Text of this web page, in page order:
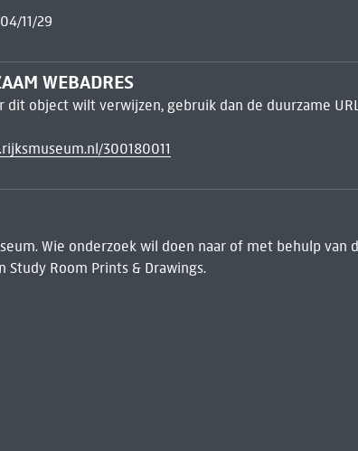
11/29
WEBADRES
dit object wilt verwijzen, gebruik dan de duurzame
300180011
Wie onderzoek wil doen naar of met behulp van
Study Room Prints & Drawings.